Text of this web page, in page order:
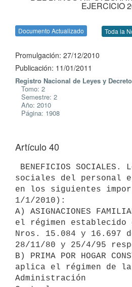
EJERCICIO
Documento Actualizado Toda la
Promulgación: 27/12/2010
Publicación: 11/01/2011
Registro Nacional de Leyes y
Tomo: 2
Semestre: 2
Año: 2010
Página: 1908
Artículo 40
sociales del personal
en los siguientes
1/1/2010):
A) ASIGNACIONES
el régimen establecido
Nros. 15.084 y 16.697
28/11/80 y 25/4/95
B) PRIMA POR HOGAR
aplica el régimen de la
Administración